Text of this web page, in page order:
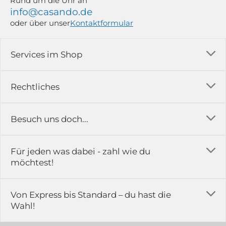
Rechtliches
Impressum
Rückgabe & Reklamation
Widerrufsrecht
Datenschutz-Einstellung
Services im Shop
Versandkosten
Erfahrungsberichte & Bewertungen
Kontakt
Karriere
Gewerbekunden
Besuch uns doch...
in der Ausstellung...
51789 Lindlar
Hinweis:
info@casando.de
oder über unserKontaktformular
Für jeden was dabei - zahl wie du
möchtest!
Von Express bis Standard – du hast die
Wahl!